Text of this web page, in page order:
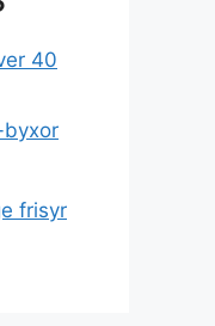
40
byxor
frisyr